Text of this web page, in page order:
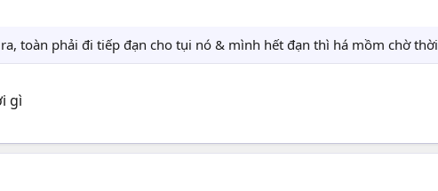
toàn phải đi tiếp đạn cho tụi nó & mình hết đạn thì há mồm chờ thời
gì